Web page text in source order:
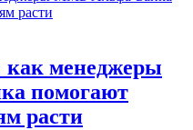
менеджеры
помогают
расти